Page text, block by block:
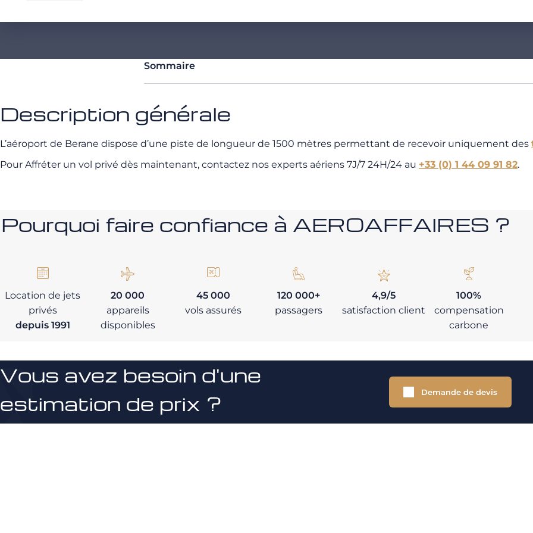
Sommaire
Description générale
L’aéroport de Berane dispose d’une piste de longueur de 1500 mètres permettant de recevoir uniquement des
Pour Affréter un vol privé dès maintenant, contactez nos experts aériens 7J/7 24H/24 au +33 (0) 1 44 09 91 82.
Pourquoi faire confiance à AEROAFFAIRES ?
Location de jets
privés
depuis 1991
20 000
appareils
disponibles
45 000
vols assurés
120 000+
passagers
4,9/5
satisfaction client
100%
compensation
carbone
Vous avez besoin d'une
estimation de prix ?
Demande de devis